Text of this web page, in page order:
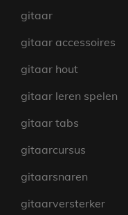
gitaar
gitaar accessoires
gitaar hout
gitaar leren spelen
gitaar tabs
gitaarcursus
gitaarsnaren
gitaarversterker